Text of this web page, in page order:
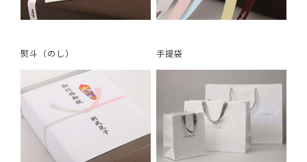
熨斗（のし） 手提袋